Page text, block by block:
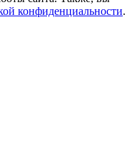
конфиденциальности.